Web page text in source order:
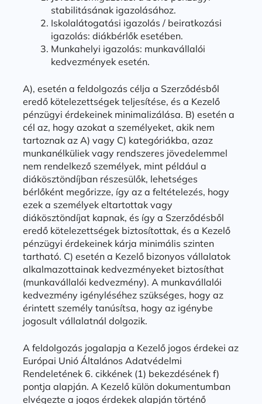
stabilitásának igazolásához.
Iskolalátogatási igazolás / beiratkozási
igazolás: diákbérlők esetében.
Munkahelyi igazolás: munkavállalói
kedvezmények esetén.
A), esetén a feldolgozás célja a Szerződésből
eredő kötelezettségek teljesítése, és a Kezelő
pénzügyi érdekeinek minimalizálása. B) esetén a
cél az, hogy azokat a személyeket, akik nem
tartoznak az A) vagy C) kategóriákba, azaz
munkanélküliek vagy rendszeres jövedelemmel
nem rendelkező személyek, mint például a
diákösztöndíjban részesülők, lehetséges
bérlőként megőrizze, így az a feltételezés, hogy
ezek a személyek eltartottak vagy
diákösztöndíjat kapnak, és így a Szerződésből
eredő kötelezettségek biztosítottak, és a Kezelő
pénzügyi érdekeinek kárja minimális szinten
tartható. C) esetén a Kezelő bizonyos vállalatok
alkalmazottainak kedvezményeket biztosíthat
(munkavállalói kedvezmény). A munkavállalói
kedvezmény igényléséhez szükséges, hogy az
érintett személy tanúsítsa, hogy az igénybe
jogosult vállalatnál dolgozik.
A feldolgozás jogalapja a Kezelő jogos érdekei az
Európai Unió Általános Adatvédelmi
Rendeletének 6. cikkének (1) bekezdésének f)
pontja alapján. A Kezelő külön dokumentumban
elvégezte a jogos érdekek alapján történő